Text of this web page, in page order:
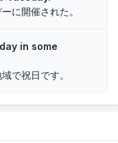
に開催された。
in some
で祝日です。